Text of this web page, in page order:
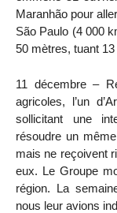
Maranhão pour
São Paulo (4 000
50 mètres, tuant 13
11 décembre –
agricoles, l’un
sollicitant une
résoudre un
mais ne reçoivent
eux. Le Groupe
région. La
nous leur avions